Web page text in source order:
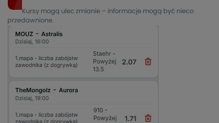
Kursy mogą ulec zmianie – informacje mogą być nieco
przedawnione.